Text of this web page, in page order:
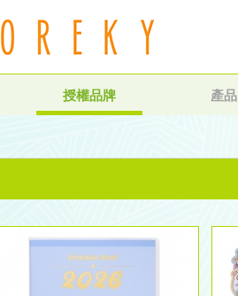
授權品牌 產品